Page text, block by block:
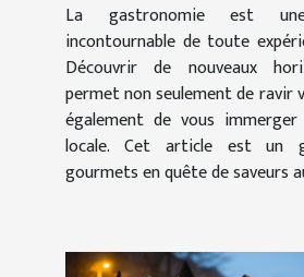
La gastronomie est
incontournable de toute
Découvrir de nouveaux
permet non seulement de ravir
également de vous
locale. Cet article est un
gourmets en quête de saveurs